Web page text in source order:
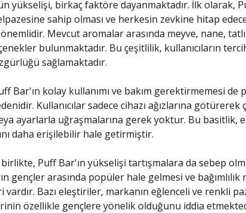
yükselişi, birkaç faktöre dayanmaktadır. İlk olarak,
sahip olması ve herkesin zevkine hitap
önemlidir. Mevcut aromalar arasında meyve, nane,
bulunmaktadır. Bu çeşitlilik, kullanıcıların
sağlamaktadır.
Bar'ın kolay kullanımı ve bakım gerektirmemesi
Kullanıcılar sadece cihazı ağızlarına
ayarlarla uğraşmalarına gerek yoktur. Bu basitlik,
daha erişilebilir hale getirmiştir.
Puff Bar'ın yükselişi tartışmalara da sebep
gençler arasında popüler hale gelmesi ve bağımlılık
vardır. Bazı eleştiriler, markanın eğlenceli ve renkli
özellikle gençlere yönelik olduğunu iddia